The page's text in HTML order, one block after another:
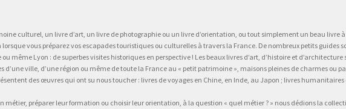
culturel, un livre d’art, un livre de photographie ou un livre d’orientation, ou tout simplement un beau livre à
vous préparez vos escapades touristiques ou culturelles à travers la France. De nombreux petits guides
même Lyon : de superbes visites historiques en perspective ! Les beaux livres d’art, d’histoire et
ville, d’une région ou même de toute la France au « petit patrimoine », maisons pleines de charmes ou
des œuvres qui ont su nous toucher : livres de voyages en Chine, en Inde, au Japon ; livres
métier, préparer leur formation ou choisir leur orientation, à la question « quel métier ? » nous dédions la